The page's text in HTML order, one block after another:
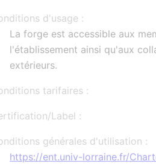
d'usage :
La forge est accessible aux
l'établissement ainsi qu'aux
extérieurs.
tarifaires :
Label :
générales d'utilisation :
https://ent.univ-lorraine.fr/